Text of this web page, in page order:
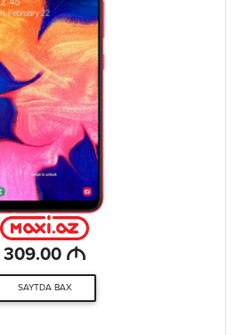
309.00 M
SAYTDA BAX